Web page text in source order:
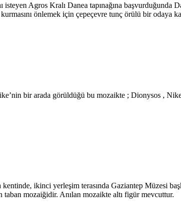
isteyen Agros Kralı Danea tapınağına
önlemek için çepeçevre tunç örülü bir odaya
bir arada görüldüğü bu mozaikte ; Dionysos ,
ikinci yerleşim terasında Gaziantep Müzesi
taban mozaiğidir. Anılan mozaikte altı figür mevcuttur.